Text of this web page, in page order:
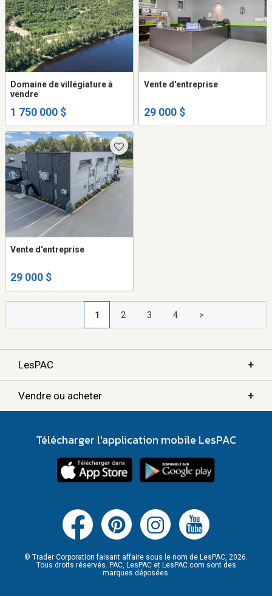
Domaine de villégiature à
vendre
1 750 000 $
Vente d'entreprise
29 000 $
Vente d'entreprise
29 000 $
1 2 3 4 >
LesPAC +
Vendre ou acheter +
Télécharger l'application mobile LesPAC
© Trader Corporation faisant affaire sous le nom de LesPAC, 2026.
Tous droits réservés. PAC, LesPAC et LesPAC.com sont des
marques déposées.